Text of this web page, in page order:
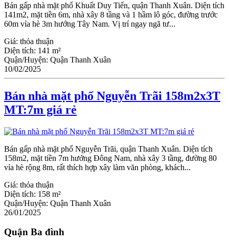
Bán gấp nhà mặt phố Khuất Duy Tiến, quận Thanh Xuân. Diện tích
141m2, mặt tiền 6m, nhà xây 8 tầng và 1 hầm lô góc, đường trước
60m vỉa hè 3m hướng Tây Nam. Vị trí ngay ngã tư...
Giá: thỏa thuận
Diện tích: 141 m²
Quận/Huyện: Quận Thanh Xuân
10/02/2025
Bán nhà mặt phố Nguyễn Trãi 158m2x3T
MT:7m giá rẻ
Bán gấp nhà mặt phố Nguyễn Trãi, quận Thanh Xuân. Diện tích
158m2, mặt tiền 7m hướng Đông Nam, nhà xây 3 tầng, đường 80
vỉa hè rộng 8m, rất thích hợp xây làm văn phòng, khách...
Giá: thỏa thuận
Diện tích: 158 m²
Quận/Huyện: Quận Thanh Xuân
26/01/2025
Quận Ba đình